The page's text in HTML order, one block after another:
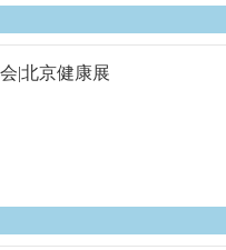
|北京健康展